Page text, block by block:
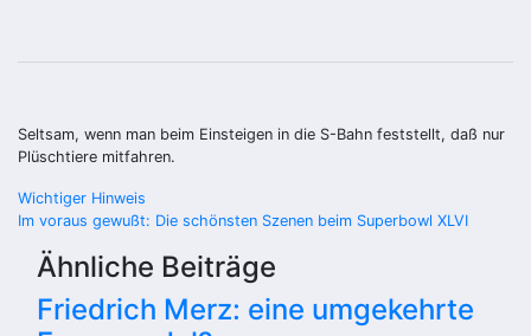
Seltsam, wenn man beim Einsteigen in die S-Bahn feststellt, daß nur
Plüschtiere mitfahren.
Beitragsnavigation
Wichtiger Hinweis
Im voraus gewußt: Die schönsten Szenen beim Superbowl XLVI
Ähnliche Beiträge
Friedrich Merz: eine umgekehrte